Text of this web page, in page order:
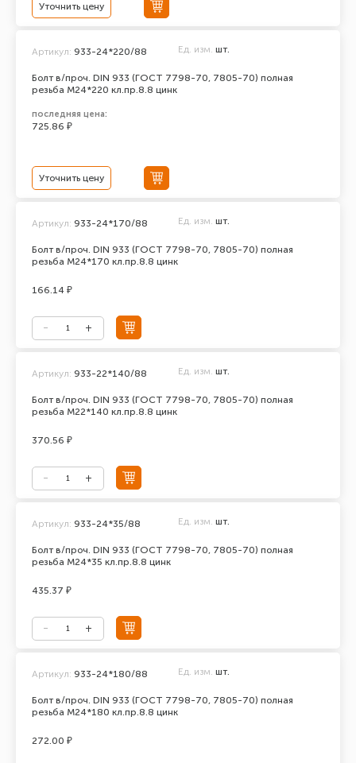
Уточнить цену
Болт в/проч. DIN 933 (ГОСТ 7798-70, 7805-70) полная
резьба М24*220 кл.пр.8.8 цинк
Артикул: 933-24*220/88 Ед. изм. шт.
последняя цена:
725.86 ₽
Уточнить цену
Болт в/проч. DIN 933 (ГОСТ 7798-70, 7805-70) полная
резьба М24*170 кл.пр.8.8 цинк
Артикул: 933-24*170/88 Ед. изм. шт.
166.14 ₽
Болт в/проч. DIN 933 (ГОСТ 7798-70, 7805-70) полная
резьба М22*140 кл.пр.8.8 цинк
Артикул: 933-22*140/88 Ед. изм. шт.
370.56 ₽
Болт в/проч. DIN 933 (ГОСТ 7798-70, 7805-70) полная
резьба М24*35 кл.пр.8.8 цинк
Артикул: 933-24*35/88 Ед. изм. шт.
435.37 ₽
Болт в/проч. DIN 933 (ГОСТ 7798-70, 7805-70) полная
резьба М24*180 кл.пр.8.8 цинк
Артикул: 933-24*180/88 Ед. изм. шт.
272.00 ₽